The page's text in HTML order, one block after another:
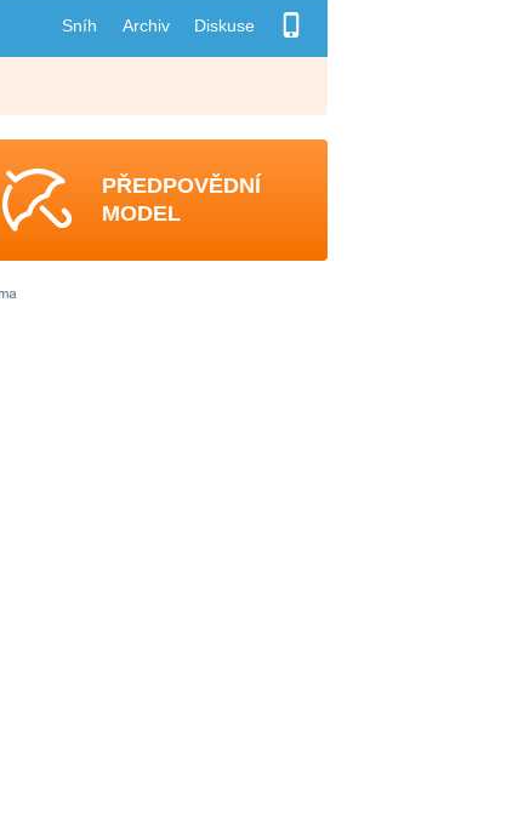
Sníh Archiv Diskuse
PŘEDPOVĚDNÍ
MODEL